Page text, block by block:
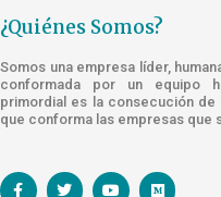
¿Quiénes Somos?
Somos una empresa líder,
conformada por un equipo
primordial es la consecución
que conforma las empresas que